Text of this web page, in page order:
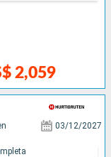
2,059
03/12/2027